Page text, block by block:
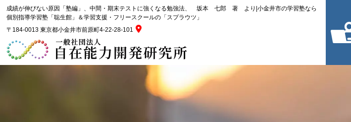
成績が伸びない原因「塾編」、中間・期末テストに強くなる勉強法、 坂本 七郎 著 より|小金井市の学習塾なら
個別指導学習塾「聡生館」＆学習支援・フリースクールの「スプラウツ」
〒184-0013 東京都小金井市前原町4-22-28-101